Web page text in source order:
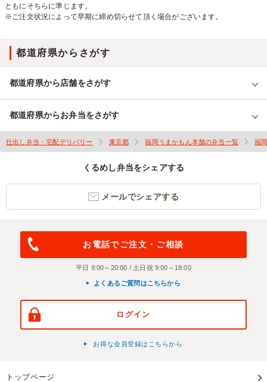
ともにそちらに準じます。
※ご注文状況によって早期に締め切らせて頂く場合がございます。
都道府県からさがす
都道府県から店舗をさがす
都道府県からお弁当をさがす
仕出し弁当・宅配デリバリー 東京都 福岡うまかもん本舗の弁当一覧 福
くるめし弁当をシェアする
メールでシェアする
お電話でご注文・ご相談
平日 9:00～20:00 / 土日祝 9:00～18:00
よくあるご質問はこちらから
ログイン
お得な会員登録はこちらから
トップページ